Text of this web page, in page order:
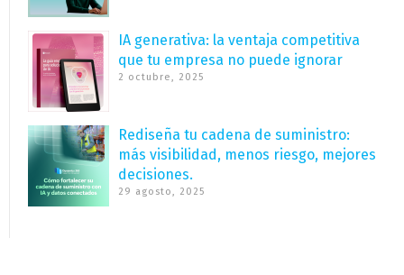
IA generativa: la ventaja competitiva
que tu empresa no puede ignorar
2 octubre, 2025
Rediseña tu cadena de suministro:
más visibilidad, menos riesgo, mejores
decisiones.
29 agosto, 2025